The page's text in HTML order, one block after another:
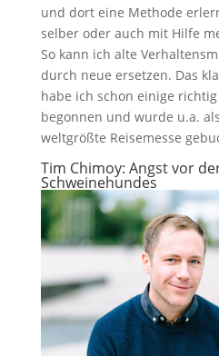
und dort eine Methode
selber oder auch mit Hilfe
So kann ich alte
durch neue ersetzen. Das
habe ich schon einige richtig
begonnen und wurde u.a.
weltgrößte Reisemesse
Tim Chimoy: Angst vor
Schweinehundes